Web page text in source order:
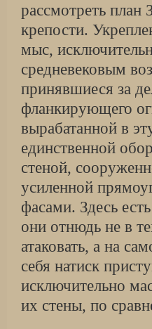
рассмотреть
крепости.
мыс,
средневековым
принявшиеся за
фланкирующего
вырабатанной в
единственной
стеной,
усиленной
фасами. Здесь
они отнюдь не в
атаковать, а на
себя натиск
исключительно
их стены, по